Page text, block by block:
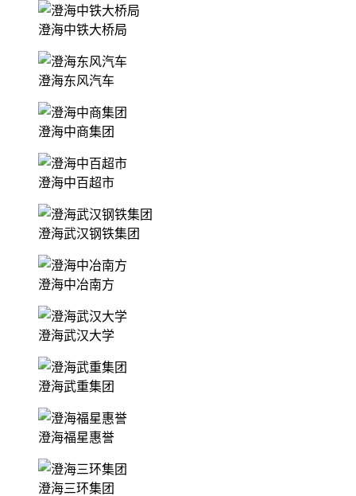
澄海中铁大桥局
澄海东风汽车
澄海中商集团
澄海中百超市
澄海武汉钢铁集团
澄海中冶南方
澄海武汉大学
澄海武重集团
澄海福星惠誉
澄海三环集团